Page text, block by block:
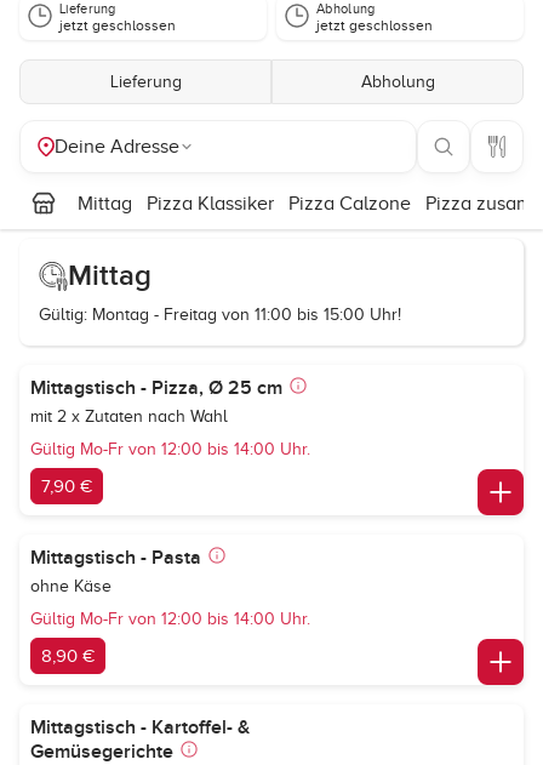
Lieferung
jetzt geschlossen
Abholung
jetzt geschlossen
Lieferung Abholung
Deine Adresse
Mittag Pizza Klassiker Pizza Calzone Pizza
Mittag
Gültig: Montag - Freitag von 11:00 bis 15:00 Uhr!
Mittagstisch - Pizza, Ø 25 cm
mit 2 x Zutaten nach Wahl
Gültig Mo-Fr von 12:00 bis 14:00 Uhr.
7,90 €
Mittagstisch - Pasta
ohne Käse
Gültig Mo-Fr von 12:00 bis 14:00 Uhr.
8,90 €
Mittagstisch - Kartoffel- &
Gemüsegerichte